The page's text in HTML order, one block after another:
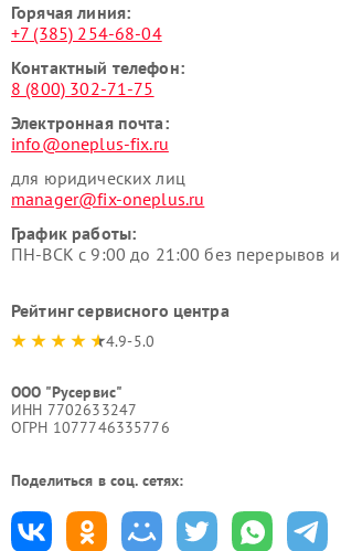
Горячая линия:
+7 (385) 254-68-04
Контактный телефон:
8 (800) 302-71-75
Электронная почта:
info@oneplus-fix.ru
для юридических лиц
manager@fix-oneplus.ru
График работы:
ПН-ВСК с 9:00 до 21:00 без перерывов
Рейтинг сервисного центра
4.9-5.0
ООО "Русервис"
ИНН 7702633247
ОГРН 1077746335776
Поделиться в соц. сетях: